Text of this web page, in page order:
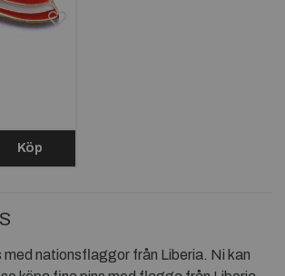
Köp
med nationsflaggor från Liberia. Ni kan